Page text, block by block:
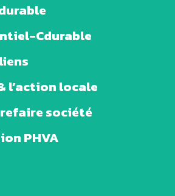
Cdurable
l’action locale
société
PHVA